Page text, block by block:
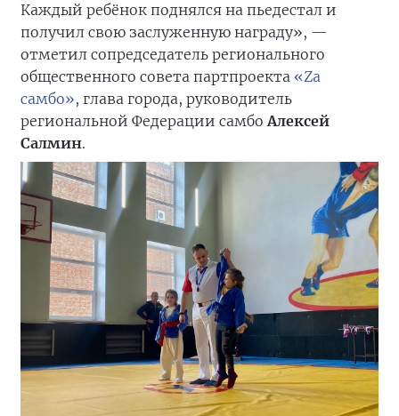
Каждый ребёнок поднялся на пьедестал и
получил свою заслуженную награду», —
отметил сопредседатель регионального
общественного совета партпроекта «Zа
самбо», глава города, руководитель
региональной Федерации самбоАлексей
Салмин.